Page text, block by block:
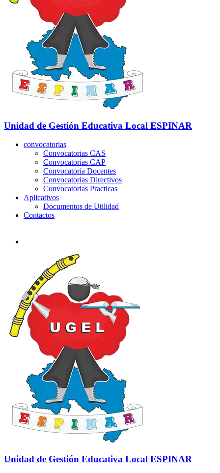
Unidad de Gestión Educativa Local ESPINAR
convocatorias
Convocatorias CAS
Convocatorias CAP
Convocatoria Docentes
Convocatorias Directivos
Convocatorias Practicas
Aplicativos
Documentos de Utilidad
Contactos
Unidad de Gestión Educativa Local ESPINAR